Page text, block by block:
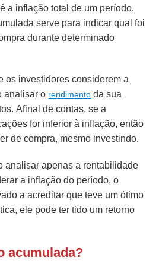
a inflação total de um período.
serve para indicar qual foi
durante determinado
os investidores considerem a
analisar o rendimento da sua
Afinal de contas, se a
for inferior à inflação, então
de compra, mesmo investindo.
analisar apenas a rentabilidade
a inflação do período, o
a acreditar que teve um ótimo
ele pode ter tido um retorno
acumulada?